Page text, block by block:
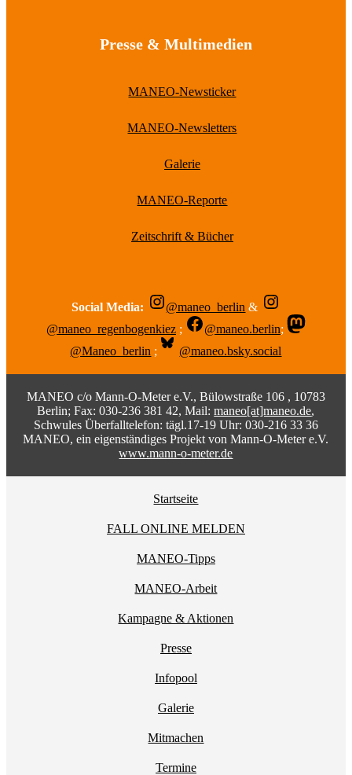
Presse & Multimedien
MANEO-Newsticker
MANEO-Newsletters
Galerie
MANEO-Reporte
Zeitschrift & Bücher
Social Media: @maneo_berlin &
@maneo_regenbogenkiez ; @maneo.berlin;
@Maneo_berlin ; @maneo.bsky.social
MANEO c/o Mann-O-Meter e.V., Bülowstraße 106 , 10783
Berlin; Fax: 030-236 381 42, Mail:maneo[at]maneo.de,
Schwules Überfalltelefon: tägl.17-19 Uhr: 030-216 33 36
MANEO, ein eigenständiges Projekt von Mann-O-Meter e.V.
www.mann-o-meter.de
Startseite
FALL ONLINE MELDEN
MANEO-Tipps
MANEO-Arbeit
Kampagne & Aktionen
Presse
Infopool
Galerie
Mitmachen
Termine